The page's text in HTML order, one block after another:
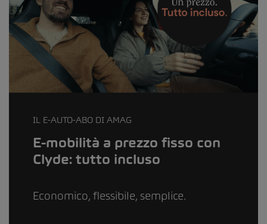
IL E-AUTO-ABO DI AMAG
E-mobilità a prezzo fisso con
Clyde: tutto incluso
Economico, flessibile, semplice.